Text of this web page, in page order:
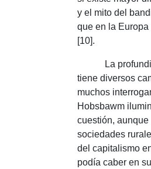
y el mito del
que en la
[10].
La
tiene diversos
muchos
Hobsbawm
cuestión,
sociedades
del capitalismo
podía caber en